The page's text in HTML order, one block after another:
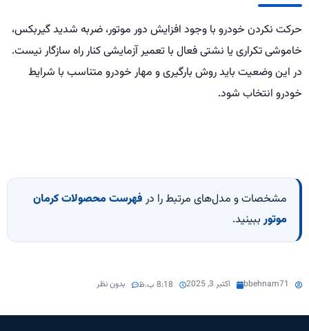
حرکت نکردن خودرو با وجود افزایش دور موتور، ضربه شدید گیربکس،
خاموشی تکراری یا نشتی فعال با تعمیر آزمایشی کنار راه سازگار نیست.
در این وضعیت باید روش بارگیری و مهار خودرو متناسب با شرایط
خودرو انتخاب شود.
مشخصات و مدل‌های مرتبط را در فهرست محصولات کرمان
موتورببینید.
bbehnam71 اکتبر 3, 2025 8:18 ب.ظ بدون نظر